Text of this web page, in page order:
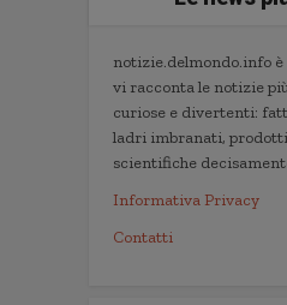
notizie.delmondo.info è
vi racconta le notizie
curiose e divertenti:
ladri imbranati,
scientifiche
Informativa Privacy
Contatti